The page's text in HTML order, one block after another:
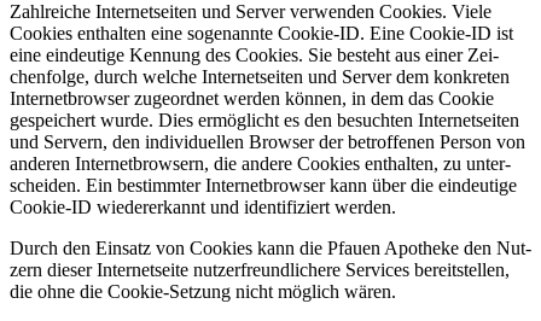
Zahl­rei­che Inter­net­sei­ten und Ser­ver ver­wen­den Coo­kies. Vie­le
Coo­kies ent­hal­ten eine soge­nann­te Coo­kie-ID. Eine Coo­kie-ID ist
eine ein­deu­ti­ge Ken­nung des Coo­kies. Sie besteht aus einer Zei­
chen­fol­ge, durch wel­che Inter­net­sei­ten und Ser­ver dem kon­kre­ten
Inter­net­brow­ser zuge­ord­net wer­den kön­nen, in dem das Coo­kie
gespei­chert wur­de. Dies ermög­licht es den besuch­ten Inter­net­sei­ten
und Ser­vern, den indi­vi­du­el­len Brow­ser der betrof­fe­nen Per­son von
ande­ren Inter­net­brow­sern, die ande­re Coo­kies ent­hal­ten, zu unter­
schei­den. Ein bestimm­ter Inter­net­brow­ser kann über die ein­deu­ti­ge
Coo­kie-ID wie­der­erkannt und iden­ti­fi­ziert werden.
Durch den Ein­satz von Coo­kies kann die Pfau­en Apo­the­ke den Nut­
zern die­ser Inter­net­sei­te nut­zer­freund­li­che­re Ser­vices bereit­stel­len,
die ohne die Coo­kie-Set­zung nicht mög­lich wären.